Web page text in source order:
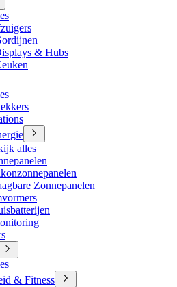
& Hubs
alles
Zonnepanelen
& Fitness